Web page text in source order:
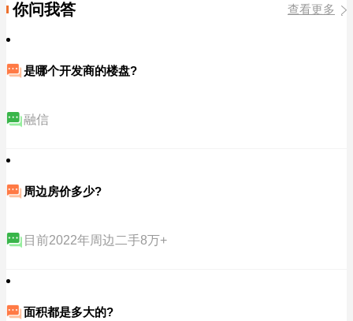
你问我答 查看更多
是哪个开发商的楼盘?
融信
周边房价多少?
目前2022年周边二手8万+
面积都是多大的?